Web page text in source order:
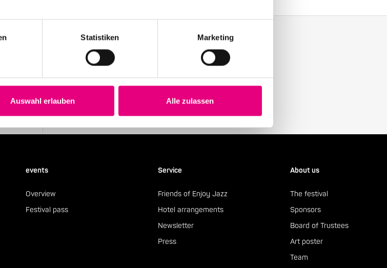
Statistiken Marketing
Auswahl erlauben Alle zulassen
Stay up to date!
Receive the latest news regularly with our Enjoy Jazz.
Subscribe to our newsletter
events
Overview
Festival pass
Service
Friends of Enjoy Jazz
Hotel arrangements
Newsletter
Press
About us
The festival
Sponsors
Board of Trustees
Art poster
Team